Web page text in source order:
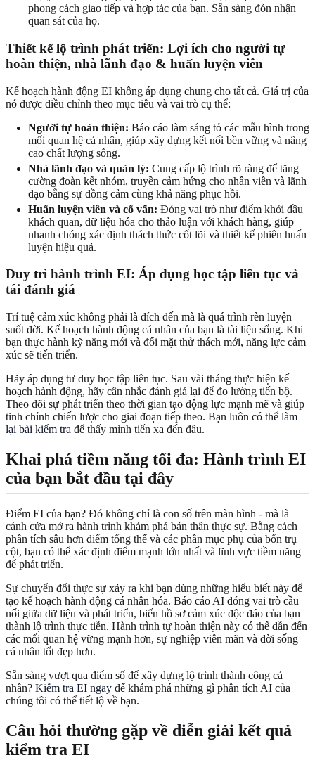
phong cách giao tiếp và hợp tác của bạn. Sẵn sàng đón nhận
quan sát của họ.
Thiết kế lộ trình phát triển: Lợi ích cho người tự
hoàn thiện, nhà lãnh đạo & huấn luyện viên
Kế hoạch hành động EI không áp dụng chung cho tất cả. Giá trị của
nó được điều chỉnh theo mục tiêu và vai trò cụ thể:
Người tự hoàn thiện: Báo cáo làm sáng tỏ các mẫu hình trong
mối quan hệ cá nhân, giúp xây dựng kết nối bền vững và nâng
cao chất lượng sống.
Nhà lãnh đạo và quản lý: Cung cấp lộ trình rõ ràng để tăng
cường đoàn kết nhóm, truyền cảm hứng cho nhân viên và lãnh
đạo bằng sự đồng cảm cùng khả năng phục hồi.
Huấn luyện viên và cố vấn: Đóng vai trò như điểm khởi đầu
khách quan, dữ liệu hóa cho thảo luận với khách hàng, giúp
nhanh chóng xác định thách thức cốt lõi và thiết kế phiên huấn
luyện hiệu quả.
Duy trì hành trình EI: Áp dụng học tập liên tục và
tái đánh giá
Trí tuệ cảm xúc không phải là đích đến mà là quá trình rèn luyện
suốt đời. Kế hoạch hành động cá nhân của bạn là tài liệu sống. Khi
bạn thực hành kỹ năng mới và đối mặt thử thách mới, năng lực cảm
xúc sẽ tiến triển.
Hãy áp dụng tư duy học tập liên tục. Sau vài tháng thực hiện kế
hoạch hành động, hãy cân nhắc đánh giá lại để đo lường tiến bộ.
Theo dõi sự phát triển theo thời gian tạo động lực mạnh mẽ và giúp
tinh chỉnh chiến lược cho giai đoạn tiếp theo. Bạn luôn có thể làm
lại bài kiểm tra để thấy mình tiến xa đến đâu.
Khai phá tiềm năng tối đa: Hành trình EI
của bạn bắt đầu tại đây
Điểm EI của bạn? Đó không chỉ là con số trên màn hình - mà là
cánh cửa mở ra hành trình khám phá bản thân thực sự. Bằng cách
phân tích sâu hơn điểm tổng thể và các phân mục phụ của bốn trụ
cột, bạn có thể xác định điểm mạnh lớn nhất và lĩnh vực tiềm năng
để phát triển.
Sự chuyển đổi thực sự xảy ra khi bạn dùng những hiểu biết này để
tạo kế hoạch hành động cá nhân hóa. Báo cáo AI đóng vai trò cầu
nối giữa dữ liệu và phát triển, biến hồ sơ cảm xúc độc đáo của bạn
thành lộ trình thực tiễn. Hành trình tự hoàn thiện này có thể dẫn đến
các mối quan hệ vững mạnh hơn, sự nghiệp viên mãn và đời sống
cá nhân tốt đẹp hơn.
Sẵn sàng vượt qua điểm số để xây dựng lộ trình thành công cá
nhân? Kiểm tra EI ngay để khám phá những gì phân tích AI của
chúng tôi có thể tiết lộ về bạn.
Câu hỏi thường gặp về diễn giải kết quả
kiểm tra EI